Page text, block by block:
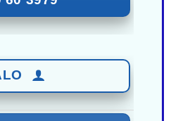
801 029